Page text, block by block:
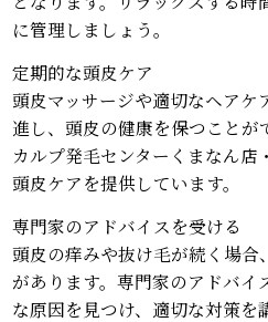
に管理しましょう。
定期的な頭皮ケア
頭皮マッサージや適切なヘアケ
進し、頭皮の健康を保つことが
カルプ発毛センターくまなん店
頭皮ケアを提供しています。
専門家のアドバイスを受ける
頭皮の痒みや抜け毛が続く場合
があります。専門家のアドバイ
な原因を見つけ、適切な対策を